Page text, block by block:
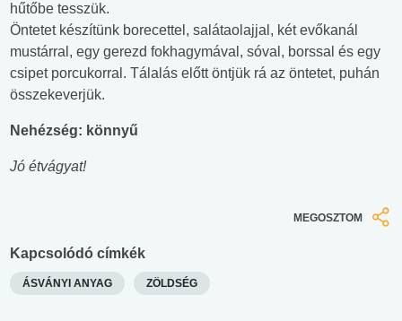
hűtőbe tesszük.
Öntetet készítünk borecettel, salátaolajjal, két evőkanál
mustárral, egy gerezd fokhagymával, sóval, borssal és egy
csipet porcukorral. Tálalás előtt öntjük rá az öntetet, puhán
összekeverjük.
Nehézség: könnyű
Jó étvágyat!
MEGOSZTOM
Kapcsolódó címkék
ÁSVÁNYI ANYAG ZÖLDSÉG